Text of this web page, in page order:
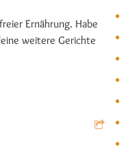
Ernährung. Habe
weitere Gerichte